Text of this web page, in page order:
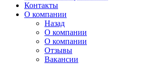
Контакты
О компании
Назад
О компании
О компании
Отзывы
Вакансии